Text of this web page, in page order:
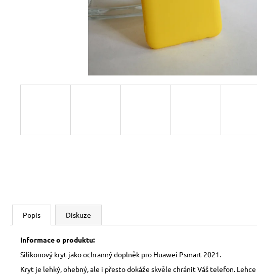
Popis Diskuze
Informace o produktu:
Silikonový kryt jako ochranný doplněk pro Huawei Psmart 2021.
Kryt je lehký, ohebný, ale i přesto dokáže skvěle chránit Váš telefon.